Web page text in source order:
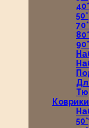
Коврики